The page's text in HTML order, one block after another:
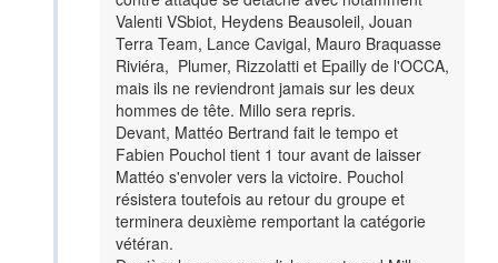
Valenti VSbiot, Heydens Beausoleil, Jouan
Terra Team, Lance Cavigal, Mauro Braquasse
Riviéra, Plumer, Rizzolatti et Epailly de l'OCCA,
mais ils ne reviendront jamais sur les deux
hommes de tête. Millo sera repris.
Devant, Mattéo Bertrand fait le tempo et
Fabien Pouchol tient 1 tour avant de laisser
Mattéo s'envoler vers la victoire. Pouchol
résistera toutefois au retour du groupe et
terminera deuxième remportant la catégorie
vétéran.